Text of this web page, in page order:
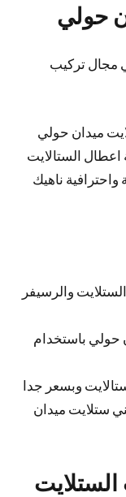
حولي
مجال تركيب
ميدان حولي
اعطال الستالايت
ناهيك
والرسيفر
حولي باستخدام
وبسعر جدا
ستلايت ميدان